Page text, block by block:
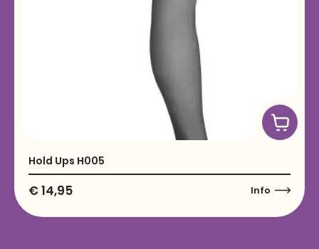
Hold Ups H005
€14,95 Info